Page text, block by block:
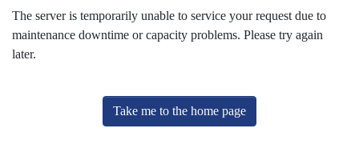
The server is temporarily unable to service your request due to
maintenance downtime or capacity problems. Please try again
later.
Take me to the home page